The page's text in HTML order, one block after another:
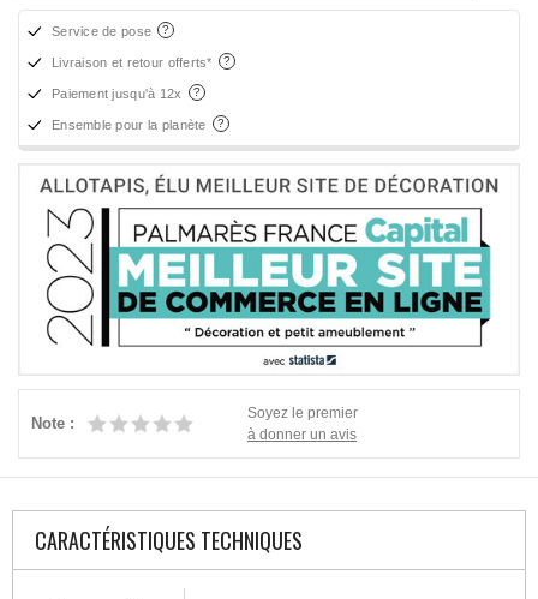
Service de pose
Livraison et retour offerts*
Paiement jusqu'à 12x
Ensemble pour la planète
Note :
Soyez le premier
à donner un avis
CARACTÉRISTIQUES TECHNIQUES